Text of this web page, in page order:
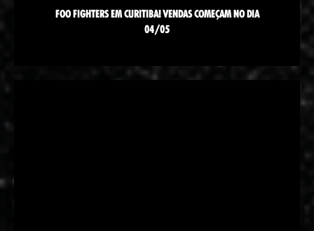
FOO FIGHTERS EM CURITIBA! VENDAS COMEÇAM NO DIA
04/05